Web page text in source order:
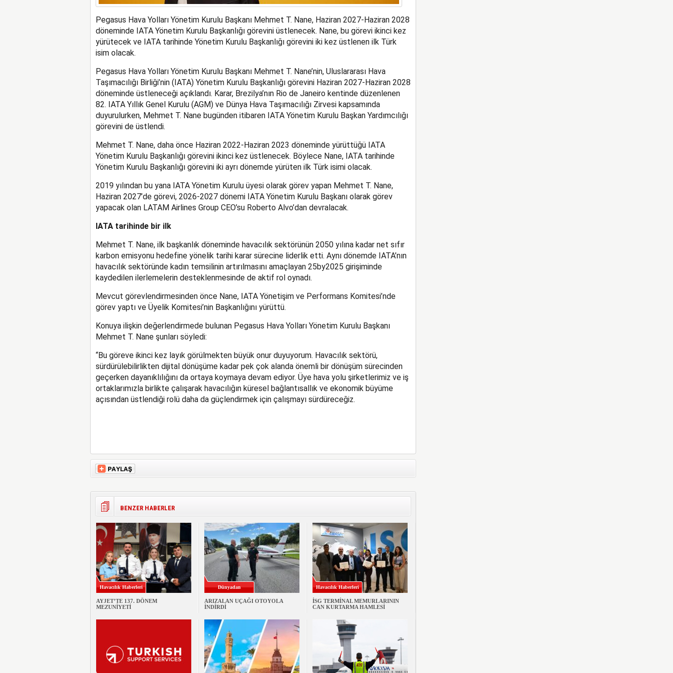
Pegasus Hava Yolları Yönetim Kurulu Başkanı Mehmet T. Nane, Haziran 2027-Haziran 2028
döneminde IATA Yönetim Kurulu Başkanlığı görevini üstlenecek. Nane, bu görevi ikinci kez
yürütecek ve IATA tarihinde Yönetim Kurulu Başkanlığı görevini iki kez üstlenen ilk Türk
isim olacak.
Pegasus Hava Yolları Yönetim Kurulu Başkanı Mehmet T. Nane’nin, Uluslararası Hava
Taşımacılığı Birliği’nin (IATA) Yönetim Kurulu Başkanlığı görevini Haziran 2027-Haziran 2028
döneminde üstleneceği açıklandı. Karar, Brezilya’nın Rio de Janeiro kentinde düzenlenen
82. IATA Yıllık Genel Kurulu (AGM) ve Dünya Hava Taşımacılığı Zirvesi kapsamında
duyurulurken, Mehmet T. Nane bugünden itibaren IATA Yönetim Kurulu Başkan Yardımcılığı
görevini de üstlendi.
Mehmet T. Nane, daha önce Haziran 2022-Haziran 2023 döneminde yürüttüğü IATA
Yönetim Kurulu Başkanlığı görevini ikinci kez üstlenecek. Böylece Nane, IATA tarihinde
Yönetim Kurulu Başkanlığı görevini iki ayrı dönemde yürüten ilk Türk isimi olacak.
2019 yılından bu yana IATA Yönetim Kurulu üyesi olarak görev yapan Mehmet T. Nane,
Haziran 2027’de görevi, 2026-2027 dönemi IATA Yönetim Kurulu Başkanı olarak görev
yapacak olan LATAM Airlines Group CEO’su Roberto Alvo’dan devralacak.
IATA tarihinde bir ilk
Mehmet T. Nane, ilk başkanlık döneminde havacılık sektörünün 2050 yılına kadar net sıfır
karbon emisyonu hedefine yönelik tarihi karar sürecine liderlik etti. Aynı dönemde IATA’nın
havacılık sektöründe kadın temsilinin artırılmasını amaçlayan 25by2025 girişiminde
kaydedilen ilerlemelerin desteklenmesinde de aktif rol oynadı.
Mevcut görevlendirmesinden önce Nane, IATA Yönetişim ve Performans Komitesi’nde
görev yaptı ve Üyelik Komitesi’nin Başkanlığını yürüttü.
Konuya ilişkin değerlendirmede bulunan Pegasus Hava Yolları Yönetim Kurulu Başkanı
Mehmet T. Nane şunları söyledi:
“Bu göreve ikinci kez layık görülmekten büyük onur duyuyorum. Havacılık sektörü,
sürdürülebilirlikten dijital dönüşüme kadar pek çok alanda önemli bir dönüşüm sürecinden
geçerken dayanıklılığını da ortaya koymaya devam ediyor. Üye hava yolu şirketlerimiz ve iş
ortaklarımızla birlikte çalışarak havacılığın küresel bağlantısallık ve ekonomik büyüme
açısından üstlendiği rolü daha da güçlendirmek için çalışmayı sürdüreceğiz.
BENZER HABERLER
Havacılık Haberleri
AYJET’TE 137. DÖNEM
MEZUNİYETİ
Dünyadan
ARIZALAN UÇAĞI OTOYOLA
İNDİRDİ
Havacılık Haberleri
İSG TERMİNAL MEMURLARININ
CAN KURTARMA HAMLESİ